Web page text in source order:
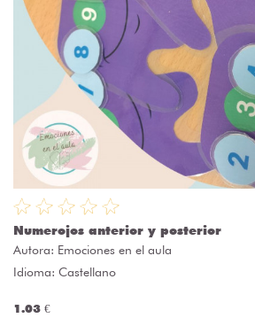
Numerojos anterior y posterior
Autora: Emociones en el aula
Idioma: Castellano
1.03 €